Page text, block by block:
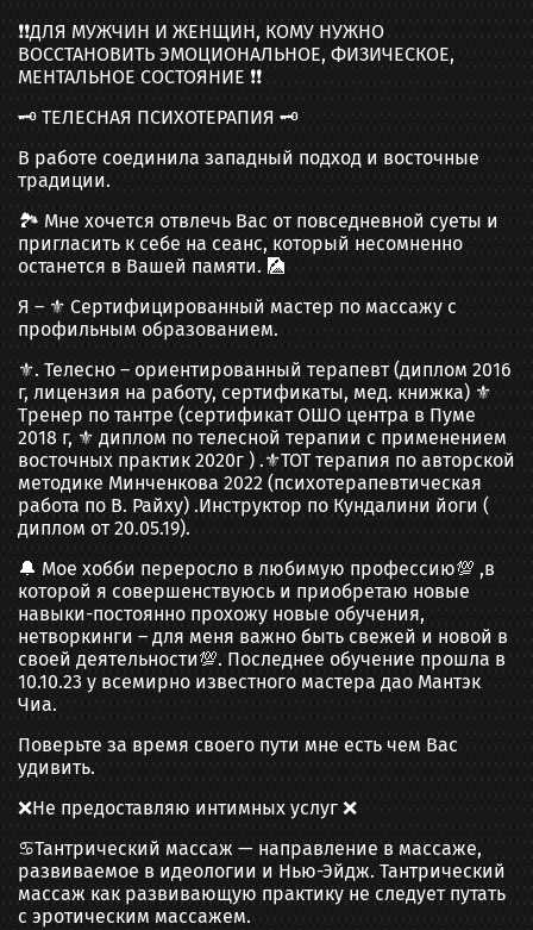
❗❗ДЛЯ МУЖЧИН И ЖЕНЩИН, КОМУ НУЖНО
ВОССТАНОВИТЬ ЭМОЦИОНАЛЬНОЕ, ФИЗИЧЕСКОЕ,
МЕНТАЛЬНОЕ СОСТОЯНИЕ ❗❗
🗝 ТЕЛЕСНАЯ ПСИХОТЕРАПИЯ 🗝
В работе соединила западный подход и восточные
традиции.
🏞 Мне хочется отвлечь Вас от повседневной суеты и
пригласить к себе на сеанс, который несомненно
останется в Вашей памяти. 🎑
Я – ⚜️ Сертифицированный мастер по массажу с
профильным образованием.
⚜️. Телесно – ориентированный терапевт (диплом 2016
г, лицензия на работу, сертификаты, мед. книжка) ⚜️
Тренер по тантре (сертификат ОШО центра в Пуме
2018 г, ⚜️ диплом по телесной терапии с применением
восточных практик 2020г ) .⚜️ТОТ терапия по авторской
методике Минченкова 2022 (психотерапевтическая
работа по В. Райху) .Инструктор по Кундалини йоги (
диплом от 20.05.19).
🔔 Мое хобби переросло в любимую профессию💯 ,в
которой я совершенствуюсь и приобретаю новые
навыки-постоянно прохожу новые обучения,
нетворкинги – для меня важно быть свежей и новой в
своей деятельности💯. Последнее обучение прошла в
10.10.23 у всемирно известного мастера дао Мантэк
Чиа.
Поверьте за время своего пути мне есть чем Вас
удивить.
❌Не предоставляю интимных услуг ❌
♋Тантрический массаж — направление в массаже,
развиваемое в идеологии и Нью-Эйдж. Тантрический
массаж как развивающую практику не следует путать
с эротическим массажем.